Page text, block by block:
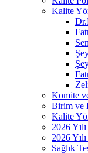
Kalite
Komite
Birim ve
Kalite
2026
2026
Sağlık